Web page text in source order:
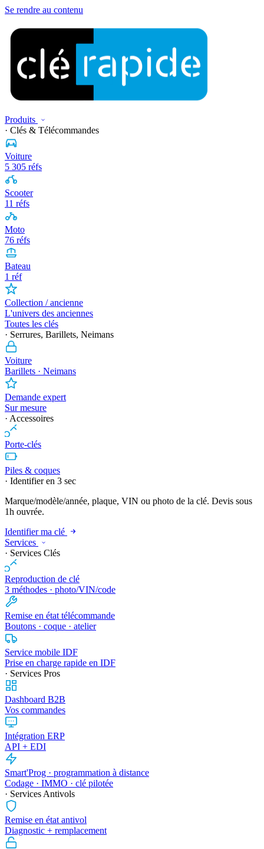
Se rendre au contenu
Produits
· Clés & Télécommandes
Voiture
5 305 réfs
Scooter
11 réfs
Moto
76 réfs
Bateau
1 réf
Collection / ancienne
L'univers des anciennes
Toutes les clés
· Serrures, Barillets, Neimans
Voiture
Barillets · Neimans
Demande expert
Sur mesure
· Accessoires
Porte-clés
Piles & coques
· Identifier en 3 sec
Marque/modèle/année, plaque, VIN ou photo de la clé. Devis sous
1h ouvrée.
Identifier ma clé
Services
· Services Clés
Reproduction de clé
3 méthodes · photo/VIN/code
Remise en état télécommande
Boutons · coque · atelier
Service mobile IDF
Prise en charge rapide en IDF
· Services Pros
Dashboard B2B
Vos commandes
Intégration ERP
API + EDI
Smart'Prog · programmation à distance
Codage · IMMO · clé pilotée
· Services Antivols
Remise en état antivol
Diagnostic + remplacement